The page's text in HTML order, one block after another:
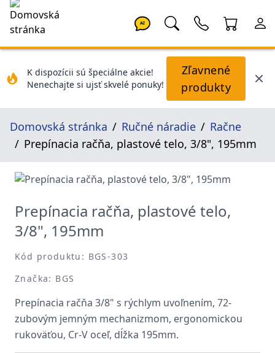
AI
K dispozícii sú špeciálne akcie!
Nenechajte si ujsť skvelé ponuky!
Zľavnené
produkty
Domovská stránka Ručné náradie
Račne
Prepínacia račňa, plastové telo, 3/8", 195mm
Prepínacia račňa, plastové telo,
3/8", 195mm
Kód produktu: BGS-303
Značka: BGS
Prepínacia račňa 3/8" s rýchlym uvoľnením, 72-
zubovým jemným mechanizmom, ergonomickou
rukoväťou, Cr-V oceľ, dĺžka 195mm.